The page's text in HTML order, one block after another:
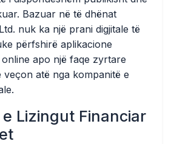
Bazuar në të dhënat
nuk ka një prani digjitale të
përfshirë aplikacione
apo një faqe zyrtare
veçon atë nga kompanitë e
Lizingut Financiar